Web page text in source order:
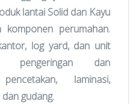
lantai Solid dan Kayu
komponen perumahan.
log yard, dan unit
pengeringan dan
laminasi,
gudang.